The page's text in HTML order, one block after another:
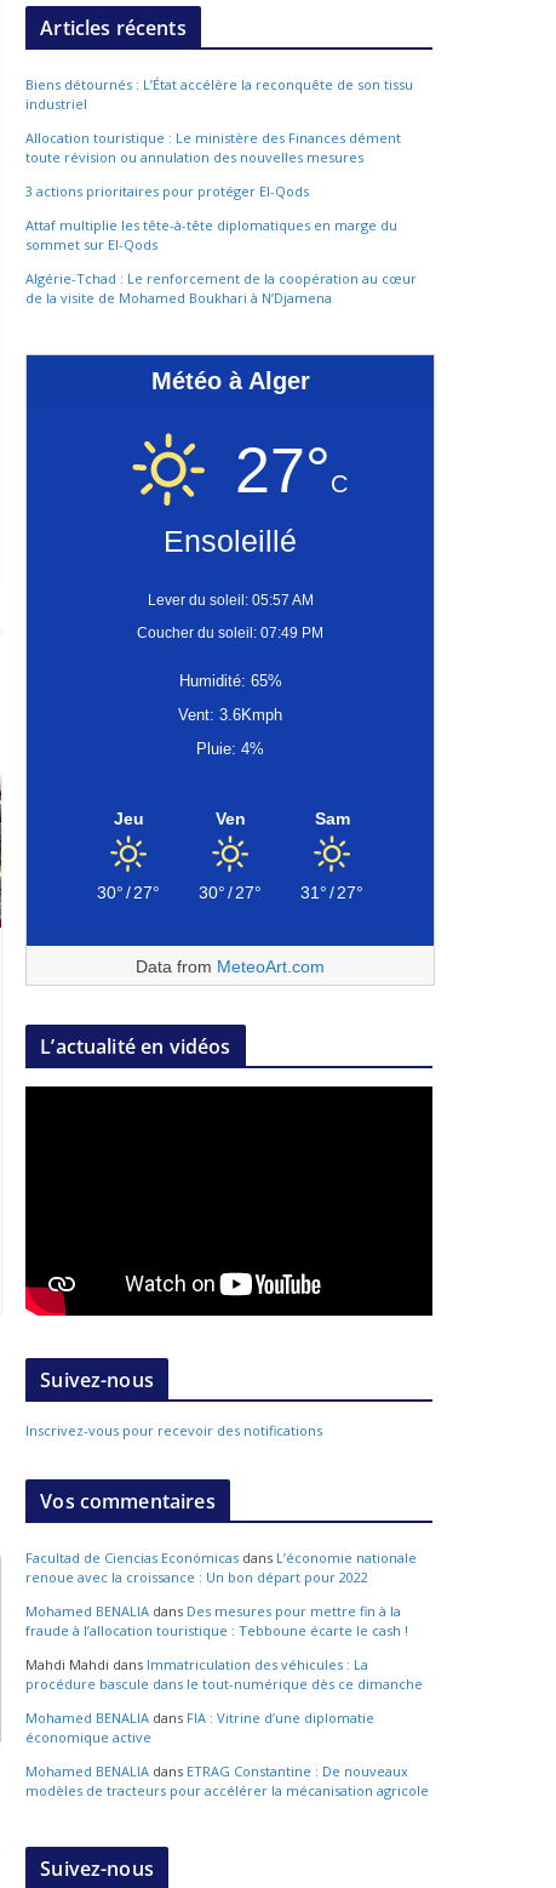
Articles récents
Biens détournés : L’État accélère la reconquête de son tissu
industriel
Allocation touristique : Le ministère des Finances dément
toute révision ou annulation des nouvelles mesures
3 actions prioritaires pour protéger El-Qods
Attaf multiplie les tête-à-tête diplomatiques en marge du
sommet sur El-Qods
Algérie-Tchad : Le renforcement de la coopération au cœur
de la visite de Mohamed Boukhari à N’Djamena
Météo à Alger
27°C
Ensoleillé
Lever du soleil: 05:57 AM
Coucher du soleil: 07:49 PM
Humidité: 65%
Vent: 3.6Kmph
Pluie: 4%
Jeu
30°/27°
Ven
30°/27°
Sam
31°/27°
Data from MeteoArt.com
L’actualité en vidéos
Suivez-nous
Inscrivez-vous pour recevoir des notifications
Vos commentaires
Facultad de Ciencias Económicas dans L’économie nationale
renoue avec la croissance : Un bon départ pour 2022
Mohamed BENALIA dans Des mesures pour mettre fin à la
fraude à l’allocation touristique : Tebboune écarte le cash !
Mahdi Mahdi dans Immatriculation des véhicules : La
procédure bascule dans le tout-numérique dès ce dimanche
Mohamed BENALIA dans FIA : Vitrine d’une diplomatie
économique active
Mohamed BENALIA dans ETRAG Constantine : De nouveaux
modèles de tracteurs pour accélérer la mécanisation agricole
Suivez-nous